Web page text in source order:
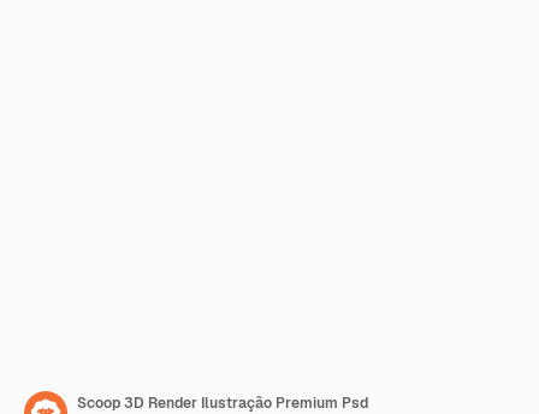
Scoop 3D Render Ilustração Premium Psd